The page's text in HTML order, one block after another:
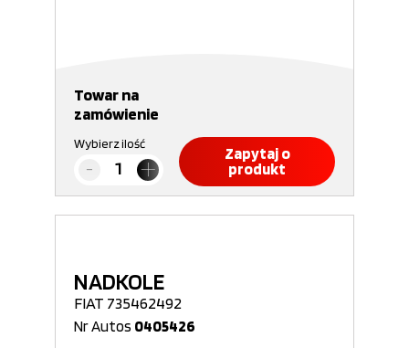
Towar na
zamówienie
Wybierz ilość
Zapytaj o
produkt
NADKOLE
FIAT 735462492
Nr Autos 0405426